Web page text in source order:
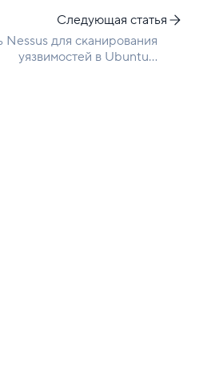
Следующая статья
Nessus для сканирования
уязвимостей в Ubuntu...